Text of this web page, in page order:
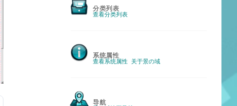
分类列表
查看分类列表
系统属性
查看系统属性 关于景の域
导航